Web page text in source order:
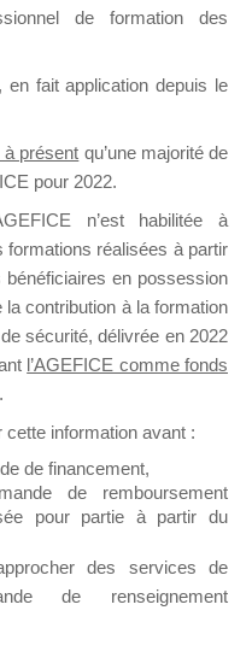
y a un mois
de
à l’Appel à
dédié au support
un message
de formation des
, en fait application depuis le
à présent qu’une majorité de
pour 2022.
n’est habilitée à
formations réalisées à partir
en possession
la contribution à la formation
sécurité, délivrée en 2022
l’AGEFICE comme fonds
.
information avant :
de financement,
de remboursement
pour partie à partir du
des services de
de renseignement